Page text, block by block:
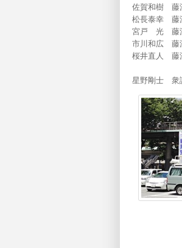
佐賀和樹 藤
松長泰幸 藤
宮戸 光 藤
市川和広 藤
桜井直人 藤
星野剛士 衆